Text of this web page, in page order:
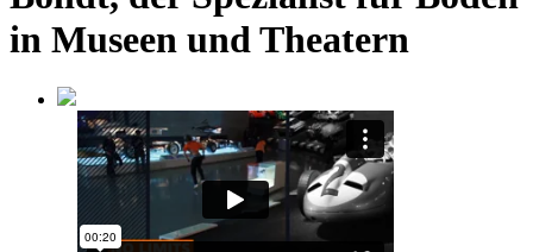
in Museen und Theatern